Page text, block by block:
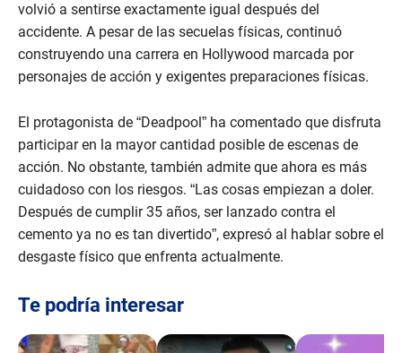
volvió a sentirse exactamente igual después del
accidente. A pesar de las secuelas físicas, continuó
construyendo una carrera en Hollywood marcada por
personajes de acción y exigentes preparaciones físicas.
El protagonista de “Deadpool” ha comentado que disfruta
participar en la mayor cantidad posible de escenas de
acción. No obstante, también admite que ahora es más
cuidadoso con los riesgos. “Las cosas empiezan a doler.
Después de cumplir 35 años, ser lanzado contra el
cemento ya no es tan divertido”, expresó al hablar sobre el
desgaste físico que enfrenta actualmente.
Te podría interesar